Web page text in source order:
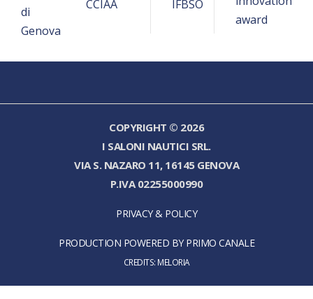
COPYRIGHT © 2026
I SALONI NAUTICI SRL.
VIA S. NAZARO 11, 16145 GENOVA
P.IVA 02255000990
PRIVACY & POLICY
PRODUCTION POWERED BY PRIMO CANALE
CREDITS: MELORIA